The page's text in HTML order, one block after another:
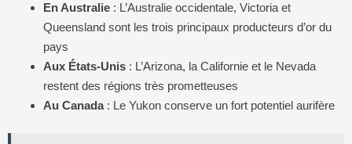
En Australie : L’Australie occidentale, Victoria et
Queensland sont les trois principaux producteurs d’or du
pays
Aux États-Unis : L’Arizona, la Californie et le Nevada
restent des régions très prometteuses
Au Canada: Le Yukon conserve un fort potentiel aurifère